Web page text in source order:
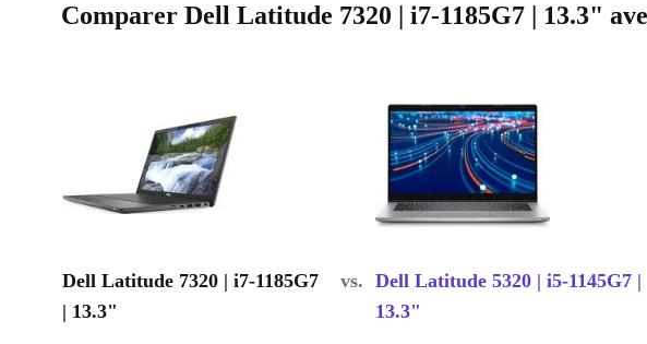
Comparer Dell Latitude 7320 | i7-1185G7 | 13.3"
Dell Latitude 7320 | i7-1185G7
| 13.3"
vs. Dell Latitude 5320 | i5-1145G7 |
13.3"